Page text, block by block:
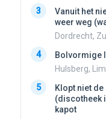
3
Vanuit het
weer weg
Dordrecht,
4
Bolvormige
Hulsberg,
5
Klopt niet
(discotheek
kapot